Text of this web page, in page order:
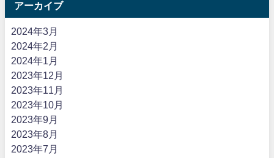
アーカイブ
2024年3月
2024年2月
2024年1月
2023年12月
2023年11月
2023年10月
2023年9月
2023年8月
2023年7月